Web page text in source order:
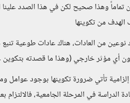
تماماً وهذا صحيح لكن في هذا الصدد
من تكوينها
نوعين من العادات، هناك عادات طوعية
أي مؤثر خارجي (وهذا ما قصدته بتكوين
تأتي ضرورة تكوينها بوجود
الدراسة في المرحلة الجامعية،